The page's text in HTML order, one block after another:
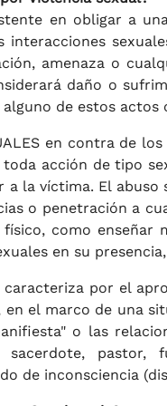
en obligar a
interacciones
amenaza o
daño o
de estos actos
en contra de
acción de tipo
a la víctima. El
o penetración a
como enseñar
en su
caracteriza por el
el marco de una
o las
sacerdote,
de inconsciencia